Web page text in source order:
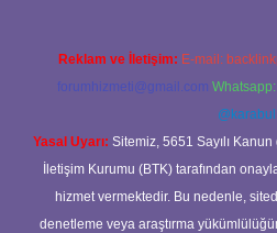
Reklam ve İletişim: E-mail:
forumhizmeti@gmail.com
@karabul
Yasal Uyarı: Sitemiz, 5651 Sayılı
İletişim Kurumu (BTK) tarafından
hizmet vermektedir. Bu nedenle,
denetleme veya araştırma